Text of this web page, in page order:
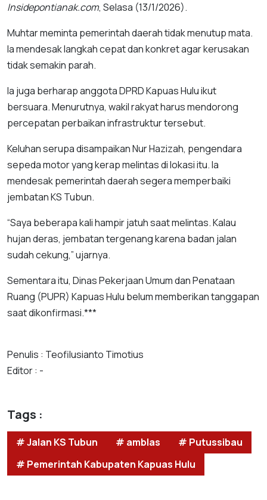
Insidepontianak.com, Selasa (13/1/2026).
Muhtar meminta pemerintah daerah tidak menutup mata.
Ia mendesak langkah cepat dan konkret agar kerusakan
tidak semakin parah.
Ia juga berharap anggota DPRD Kapuas Hulu ikut
bersuara. Menurutnya, wakil rakyat harus mendorong
percepatan perbaikan infrastruktur tersebut.
Keluhan serupa disampaikan Nur Hazizah, pengendara
sepeda motor yang kerap melintas di lokasi itu. Ia
mendesak pemerintah daerah segera memperbaiki
jembatan KS Tubun.
“Saya beberapa kali hampir jatuh saat melintas. Kalau
hujan deras, jembatan tergenang karena badan jalan
sudah cekung,” ujarnya.
Sementara itu, Dinas Pekerjaan Umum dan Penataan
Ruang (PUPR) Kapuas Hulu belum memberikan tanggapan
saat dikonfirmasi.***
Penulis : Teofilusianto Timotius
Editor : -
Tags :
# Jalan KS Tubun # amblas
# Putussibau
# Pemerintah Kabupaten Kapuas Hulu